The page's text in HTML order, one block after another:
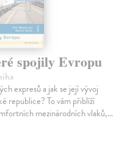
spojily Evropu
expresů a jak se její vývoj
republice? To vám přiblíží
mezinárodních vlaků,…